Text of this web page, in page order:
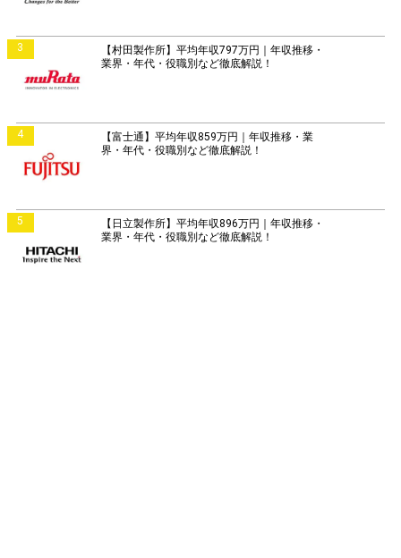
3
【村田製作所】平均年収797万円｜年収推移・
業界・年代・役職別など徹底解説！
4
【富士通】平均年収859万円｜年収推移・業
界・年代・役職別など徹底解説！
5
【日立製作所】平均年収896万円｜年収推移・
業界・年代・役職別など徹底解説！